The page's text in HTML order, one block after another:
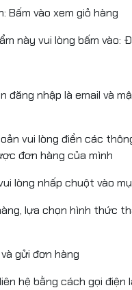
công ty.
công hiện đại, tiện
Bấm vào xem giỏ hàng
này vui lòng bấm vào:
nhập là email và
vui lòng điền các
đơn hàng của mình
lòng nhấp chuột vào
lựa chọn hình thức
gửi đơn hàng
hệ bằng cách gọi điện